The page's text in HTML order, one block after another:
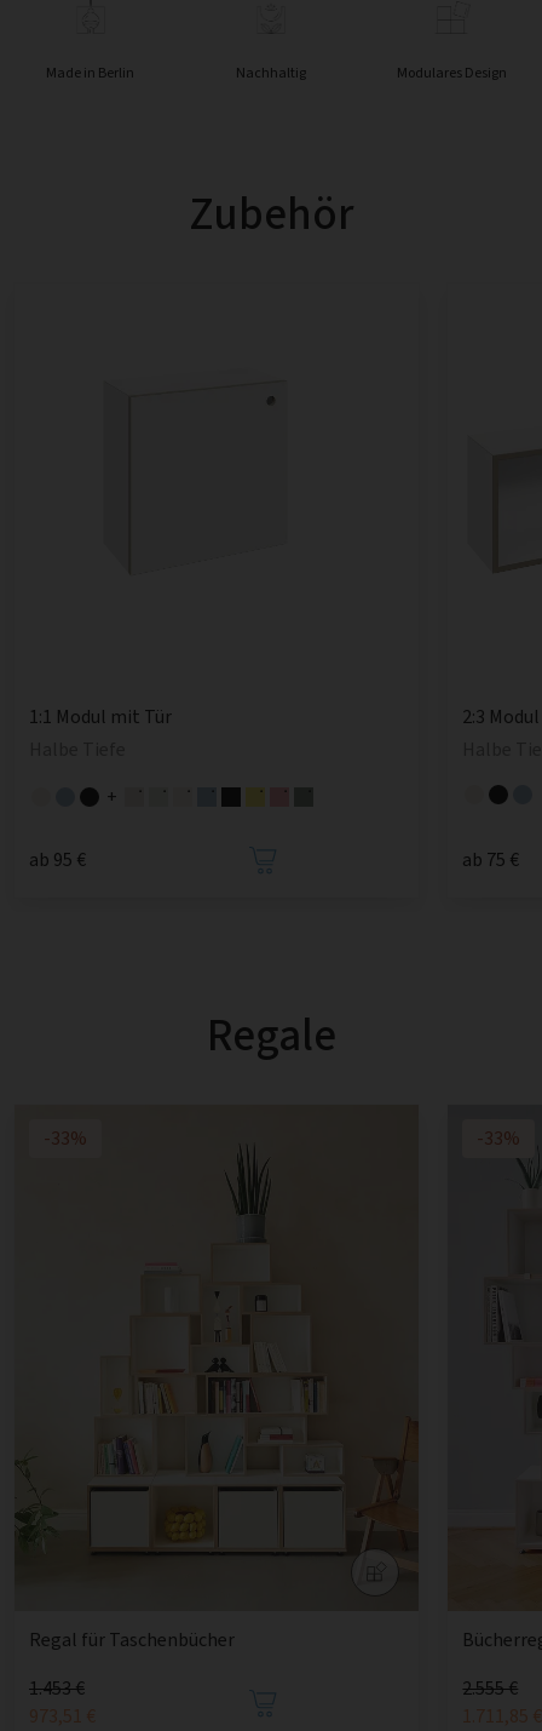
Made in Berlin Nachhaltig Modulares Design
Zubehör
1:1 Modul mit Tür
+
ab 95 €
2:3 Modul
ab 75 €
Regale
-33%
Regal für Taschenbücher
1.453 €
973,51 €
-33%
2.555 €
1.711,85 €